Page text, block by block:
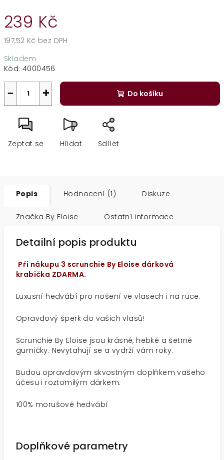
239 Kč
197,52 Kč bez DPH
cena:
Skladem
Kód: 4000456
+
− Do košíku
Zeptat se Hlídat Sdílet
Popis Hodnocení (1) Diskuze
Značka By Eloise Ostatní informace
Detailní popis produktu
Při nákupu 3 scrunchie By Eloise dárková
krabička ZDARMA.
Luxusní hedvábí pro nošení ve vlasech i na ruce.
Opravdový šperk do vašich vlasů!
Scrunchie By Eloise jsou krásné, hebké a šetrné
gumičky. Nevytahují se a vydrží vám roky.
Budou opravdovým skvostným doplňkem vašeho
účesu i roztomilým dárkem.
100% morušové hedvábí
Doplňkové parametry